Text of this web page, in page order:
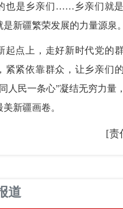
也是乡亲们……乡亲们就
是新疆繁荣发展的力量源泉。
点上，走好新时代党的群
紧紧依靠群众，让乡亲们
人民一条心”凝结无穷力量
新疆画卷。
[责
道